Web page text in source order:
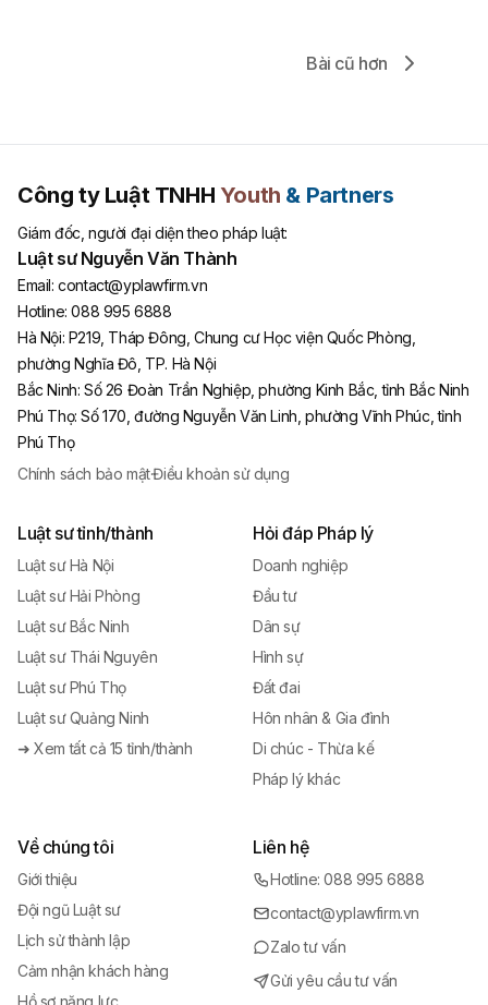
Bài cũ hơn
Công ty Luật TNHH Youth & Partners
Giám đốc, người đại diện theo pháp luật:
Luật sư Nguyễn Văn Thành
Email: contact@yplawfirm.vn
Hotline: 088 995 6888
Hà Nội: P219, Tháp Đông, Chung cư Học viện Quốc Phòng,
phường Nghĩa Đô, TP. Hà Nội
Bắc Ninh:Số 26 Đoàn Trần Nghiệp, phường Kinh Bắc, tỉnh Bắc Ninh
Phú Thọ:Số 170, đường Nguyễn Văn Linh, phường Vĩnh Phúc, tỉnh
Phú Thọ
Chính sách bảo mật·Điều khoản sử dụng
Luật sư tỉnh/thành
Luật sư Hà Nội
Luật sư Hải Phòng
Luật sư Bắc Ninh
Luật sư Thái Nguyên
Luật sư Phú Thọ
Luật sư Quảng Ninh
➜ Xem tất cả 15 tỉnh/thành
Hỏi đáp Pháp lý
Doanh nghiệp
Đầu tư
Dân sự
Hình sự
Đất đai
Hôn nhân & Gia đình
Di chúc - Thừa kế
Pháp lý khác
Về chúng tôi
Giới thiệu
Đội ngũ Luật sư
Lịch sử thành lập
Cảm nhận khách hàng
Hồ sơ năng lực
Liên hệ
Hotline: 088 995 6888
contact@yplawfirm.vn
Zalo tư vấn
Gửi yêu cầu tư vấn